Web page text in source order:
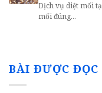
Dịch vụ diệt mối
mối đúng...
BÀI ĐƯỢC ĐỌC